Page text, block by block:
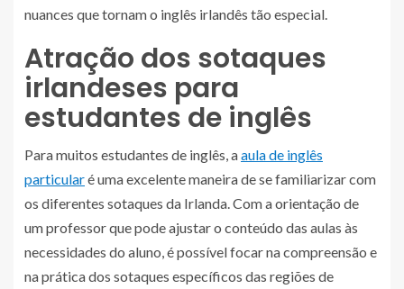
nuances que tornam o inglês irlandês tão especial.
Atração dos sotaques
irlandeses para
estudantes de inglês
Para muitos estudantes de inglês, aaula de inglês
particularé uma excelente maneira de se familiarizar com
os diferentes sotaques da Irlanda. Com a orientação de
um professor que pode ajustar o conteúdo das aulas às
necessidades do aluno, é possível focar na compreensão e
na prática dos sotaques específicos das regiões de